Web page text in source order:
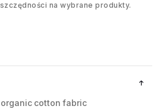
na wybrane produkty.
cotton fabric